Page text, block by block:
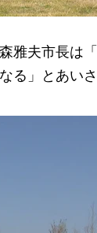
雅夫市長は
る」とあいさ